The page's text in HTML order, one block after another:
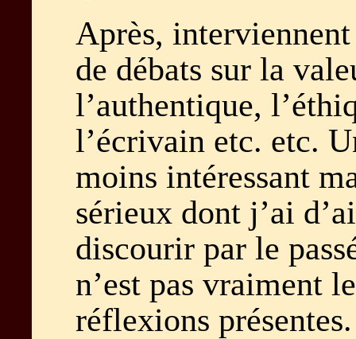
Après, interviennent
de débats sur la
l’authentique,
l’écrivain etc. etc.
moins intéressant
sérieux dont j’ai
discourir par le
n’est pas vraiment
réflexions présentes.